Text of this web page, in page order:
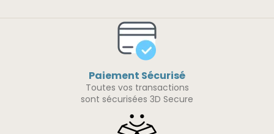
Paiement Sécurisé
Toutes vos transactions
sont sécurisées 3D Secure